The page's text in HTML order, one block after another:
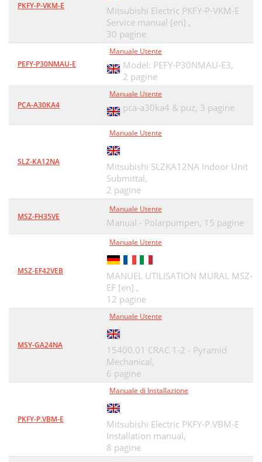
PKFY-P-VKM-E
Mitsubishi Electric PKFY-P-VKM-E
Service manual [en] ,
30 pagine
PEFY-P30NMAU-E
Manuale Utente
Model: PEFY-P30NMAU-E3,
2 pagine
PCA-A30KA4
Manuale Utente
pca-a30ka4 & puz, 3 pagine
SLZ-KA12NA
Manuale Utente
Mitsubishi SLZKA12NA Indoor Unit
Submittal,
2 pagine
MSZ-FH35VE
Manuale Utente
Manual - Polarpumpen, 15 pagine
MSZ-EF42VEB
Manuale Utente
MANUEL UTILISATION MURAL MSZ-
EF [en] ,
12 pagine
MSY-GA24NA
Manuale Utente
15400.01 CRAC 1-2 - Pyramid
Mechanical,
6 pagine
PKFY-P.VBM-E
Manuale di Installazione
Mitsubishi Electric PKFY-P.VBM-E
Installation manual,
8 pagine